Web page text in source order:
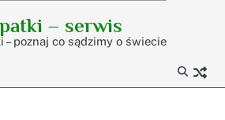
– serwis
– poznaj co sądzimy o świecie